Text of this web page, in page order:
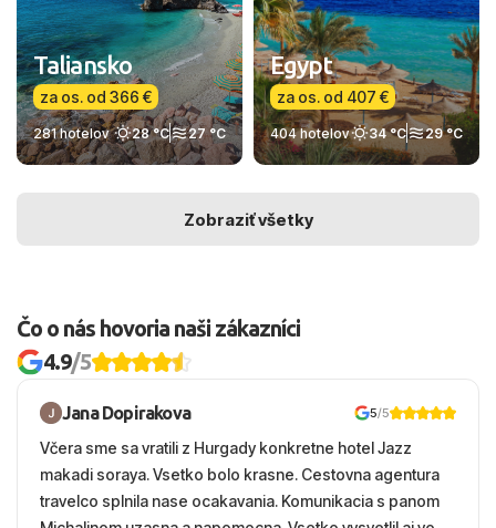
Taliansko
za os. od 366 €
281 hotelov 28 °C 27 °C
Egypt
za os. od 407 €
404 hotelov 34 °C 29 °C
Zobraziť všetky
Čo o nás hovoria naši zákazníci
4.9/5
Jana Dopirakova 5/5
Včera sme sa vratili z Hurgady konkretne hotel Jazz
makadi soraya. Vsetko bolo krasne. Cestovna agentura
travelco splnila nase ocakavania. Komunikacia s panom